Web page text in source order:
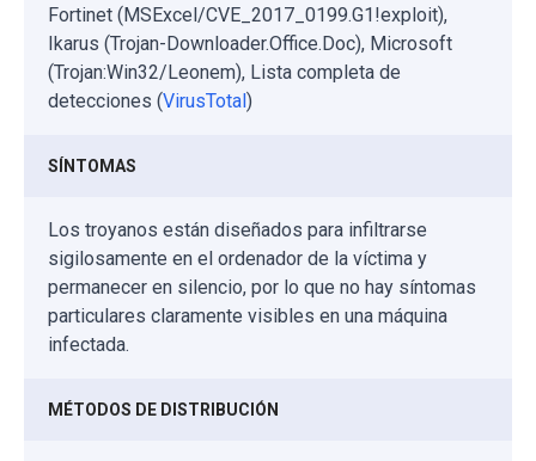
Fortinet (MSExcel/CVE_2017_0199.G1!exploit),
Ikarus (Trojan-Downloader.Office.Doc), Microsoft
(Trojan:Win32/Leonem), Lista completa de
detecciones (VirusTotal )
SÍNTOMAS
Los troyanos están diseñados para infiltrarse
sigilosamente en el ordenador de la víctima y
permanecer en silencio, por lo que no hay síntomas
particulares claramente visibles en una máquina
infectada.
MÉTODOS DE DISTRIBUCIÓN